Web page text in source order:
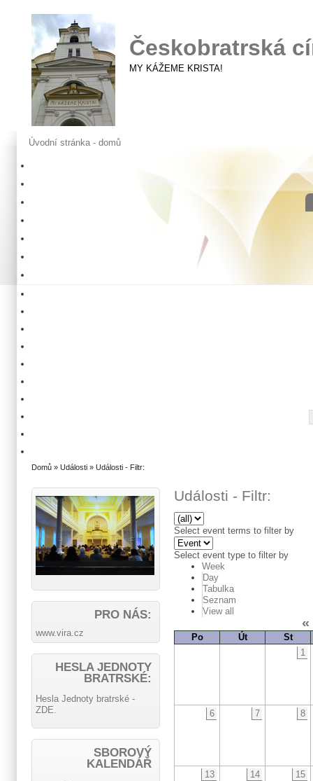
Českobratrská
MY KÁŽEME KRISTA!
Úvodní stránka - domů
Domů » Události » Události - Filtr:
Události - Filtr:
Select event terms to filter by
Select event type to filter by
Week
Day
Tabulka
Seznam
View all
«
Po
Út
St
1
6 7 8
13 14 15
PRO NÁS:
www.vira.cz
HESLA JEDNOTY
BRATRSKÉ:
Hesla Jednoty bratrské -
ZDE.
SBOROVÝ
KALENDÁŘ